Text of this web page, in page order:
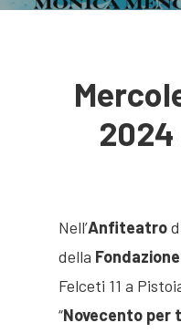
2024
Nell’Anfiteatro
della
Felceti 11 a
“Novecento per